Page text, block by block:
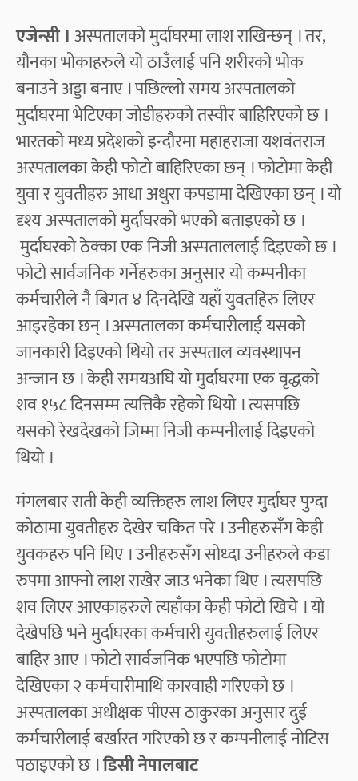
एजेन्सी ।अस्पतालको मुर्दाघरमा लाश राखिन्छन् । तर,
यौनका भोकाहरुले यो ठाउँलाई पनि शरीरको भोक
बनाउने अड्डा बनाए । पछिल्लो समय अस्पतालको
मुर्दाघरमा भेटिएका जोडीहरुको तस्वीर बाहिरिएको छ ।
भारतको मध्य प्रदेशको इन्दौरमा महाहराजा यशवंतराज
अस्पतालका केही फोटो बाहिरिएका छन् । फोटोमा केही
युवा र युवतीहरु आधा अधुरा कपडामा देखिएका छन् । यो
दृश्य अस्पतालको मुर्दाघरको भएको बताइएको छ ।
मुर्दाघरको ठेक्का एक निजी अस्पताललाई दिइएको छ ।
फोटो सार्वजनिक गर्नेहरुका अनुसार यो कम्पनीका
कर्मचारीले नै बिगत ४ दिनदेखि यहाँ युवतहिरु लिएर
आइरहेका छन् । अस्पतालका कर्मचारीलाई यसको
जानकारी दिइएको थियो तर अस्पताल व्यवस्थापन
अन्जान छ । केही समयअघि यो मुर्दाघरमा एक वृद्धको
शव १५८ दिनसम्म त्यत्तिकै रहेको थियो । त्यसपछि
यसको रेखदेखको जिम्मा निजी कम्पनीलाई दिइएको
थियो ।
मंगलबार राती केही व्यक्तिहरु लाश लिएर मुर्दाघर पुग्दा
कोठामा युवतीहरु देखेर चकित परे । उनीहरुसँग केही
युवकहरु पनि थिए । उनीहरुसँग सोध्दा उनीहरुले कडा
रुपमा आफ्नो लाश राखेर जाउ भनेका थिए । त्यसपछि
शव लिएर आएकाहरुले त्यहाँका केही फोटो खिचे । यो
देखेपछि भने मुर्दाघरका कर्मचारी युवतीहरुलाई लिएर
बाहिर आए । फोटो सार्वजनिक भएपछि फोटोमा
देखिएका २ कर्मचारीमाथि कारवाही गरिएको छ ।
अस्पतालका अधीक्षक पीएस ठाकुरका अनुसार दुई
कर्मचारीलाई बर्खास्त गरिएको छ र कम्पनीलाई नोटिस
पठाइएको छ ।डिसी नेपालबाट